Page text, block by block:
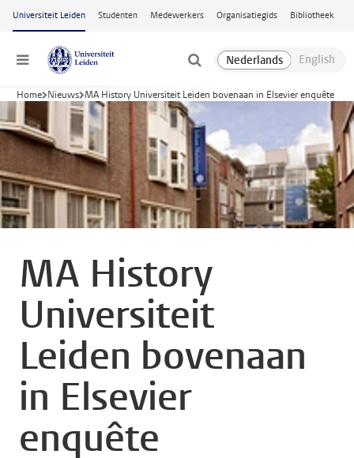
Ga naar hoofdinhoud
Universiteit Leiden Studenten Medewerkers Organisatiegids Bibliotheek
Menu
Home Nieuws MA History Universiteit Leiden bovenaan in Elsevier enquête
MA History
Universiteit
Leiden bovenaan
in Elsevier
enquête